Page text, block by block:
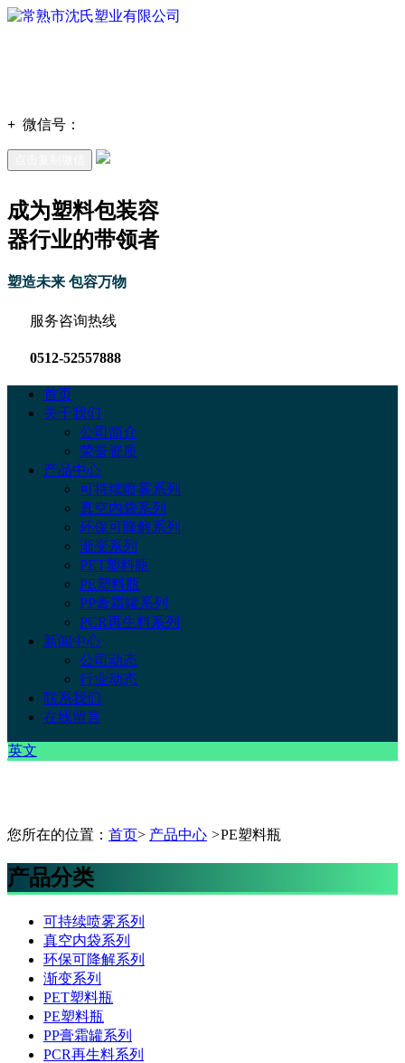
+ 微信号：
成为塑料包装容
器行业的带领者
塑造未来 包容万物
服务咨询热线
0512-52557888
首页
关于我们
公司简介
荣誉资质
产品中心
可持续喷雾系列
真空内袋系列
环保可降解系列
渐变系列
PET塑料瓶
PE塑料瓶
PP膏霜罐系列
PCR再生料系列
新闻中心
公司动态
行业动态
联系我们
在线留言
英文
您所在的位置： 首页> 产品中心 >PE塑料瓶
产品分类
可持续喷雾系列
真空内袋系列
环保可降解系列
渐变系列
PET塑料瓶
PE塑料瓶
PP膏霜罐系列
PCR再生料系列